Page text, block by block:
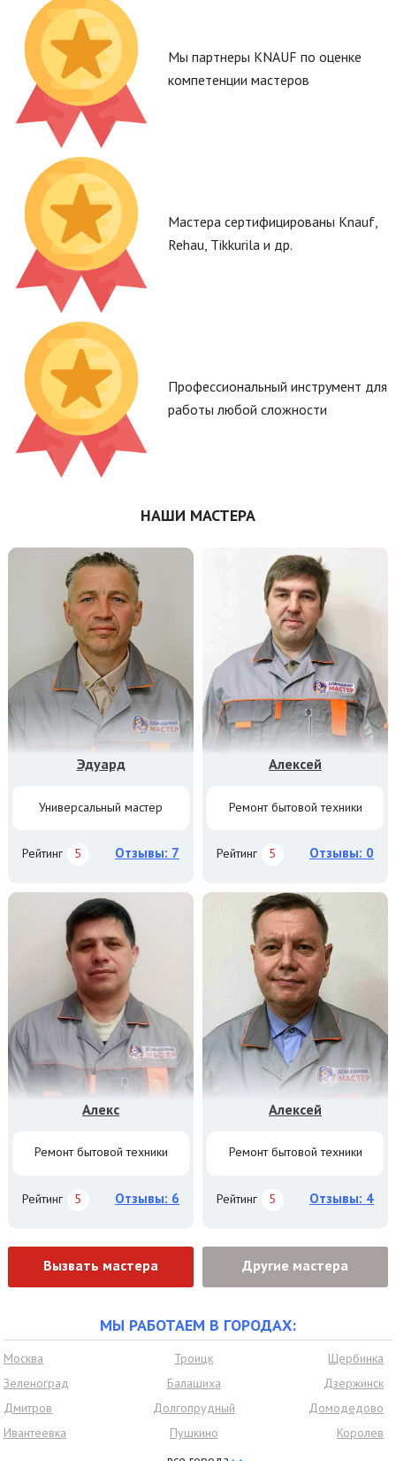
Мы партнеры KNAUF по оценке
компетенции мастеров
Мастера сертифицированы Knauf,
Rehau, Tikkurila и др.
Профессиональный инструмент для
работы любой сложности
НАШИ МАСТЕРА
Эдуард
Универсальный мастер
Рейтинг 5 Отзывы: 7
Алексей
Ремонт бытовой техники
Рейтинг 5 Отзывы: 0
Алекс
Ремонт бытовой техники
Рейтинг 5 Отзывы: 6
Алексей
Ремонт бытовой техники
Рейтинг 5 Отзывы: 4
Вызвать мастера Другие мастера
МЫ РАБОТАЕМ В ГОРОДАХ:
Москва Троицк
Щербинка
Зеленоград
Балашиха
Дзержинск
Дмитров
Долгопрудный
Домодедово
Ивантеевка
Пушкино
Королев
Нахабино